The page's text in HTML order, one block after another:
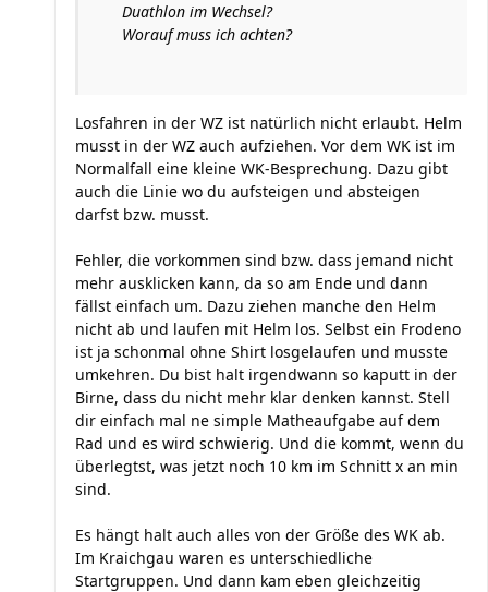
Duathlon im Wechsel?
Worauf muss ich achten?
Losfahren in der WZ ist natürlich nicht erlaubt. Helm
musst in der WZ auch aufziehen. Vor dem WK ist im
Normalfall eine kleine WK-Besprechung. Dazu gibt
auch die Linie wo du aufsteigen und absteigen
darfst bzw. musst.
Fehler, die vorkommen sind bzw. dass jemand nicht
mehr ausklicken kann, da so am Ende und dann
fällst einfach um. Dazu ziehen manche den Helm
nicht ab und laufen mit Helm los. Selbst ein Frodeno
ist ja schonmal ohne Shirt losgelaufen und musste
umkehren. Du bist halt irgendwann so kaputt in der
Birne, dass du nicht mehr klar denken kannst. Stell
dir einfach mal ne simple Matheaufgabe auf dem
Rad und es wird schwierig. Und die kommt, wenn du
überlegtst, was jetzt noch 10 km im Schnitt x an min
sind.
Es hängt halt auch alles von der Größe des WK ab.
Im Kraichgau waren es unterschiedliche
Startgruppen. Und dann kam eben gleichzeitig